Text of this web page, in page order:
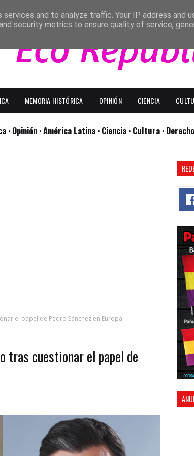
MEMORIA HISTÓRICA OPINIÓN CIENCIA
· Opinión · América Latina · Ciencia · Cultura ·
el papel de Pedro Sánchez en Europa
tras cuestionar el papel de
and to analyze traffic. Your IP address and
security metrics to ensure quality of service,